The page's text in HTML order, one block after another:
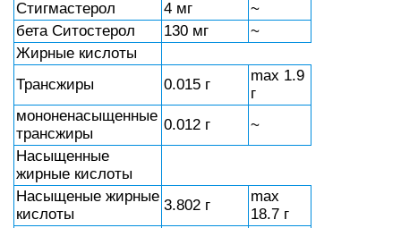
Стигмастерол 4 мг
~
бета Ситостерол
130 мг
~
Жирные кислоты
Трансжиры
0.015 г
max 1.9
г
мононенасыщенные
трансжиры
0.012 г
~
Насыщенные
жирные кислоты
Насыщеные жирные
кислоты
3.802 г
max
18.7 г